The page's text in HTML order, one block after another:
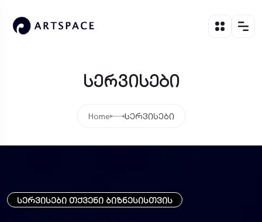
სერვისები
Home სერვისები
სერვისები თქვენი ბიზნესისთვის